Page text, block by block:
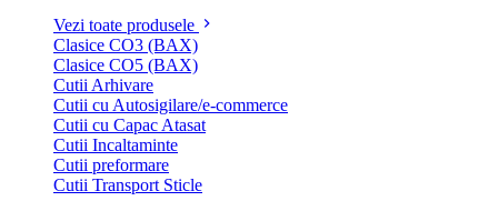
Vezi toate produsele
Clasice CO3 (BAX)
Clasice CO5 (BAX)
Cutii Arhivare
Cutii cu Autosigilare/e-commerce
Cutii cu Capac Atasat
Cutii Incaltaminte
Cutii preformare
Cutii Transport Sticle